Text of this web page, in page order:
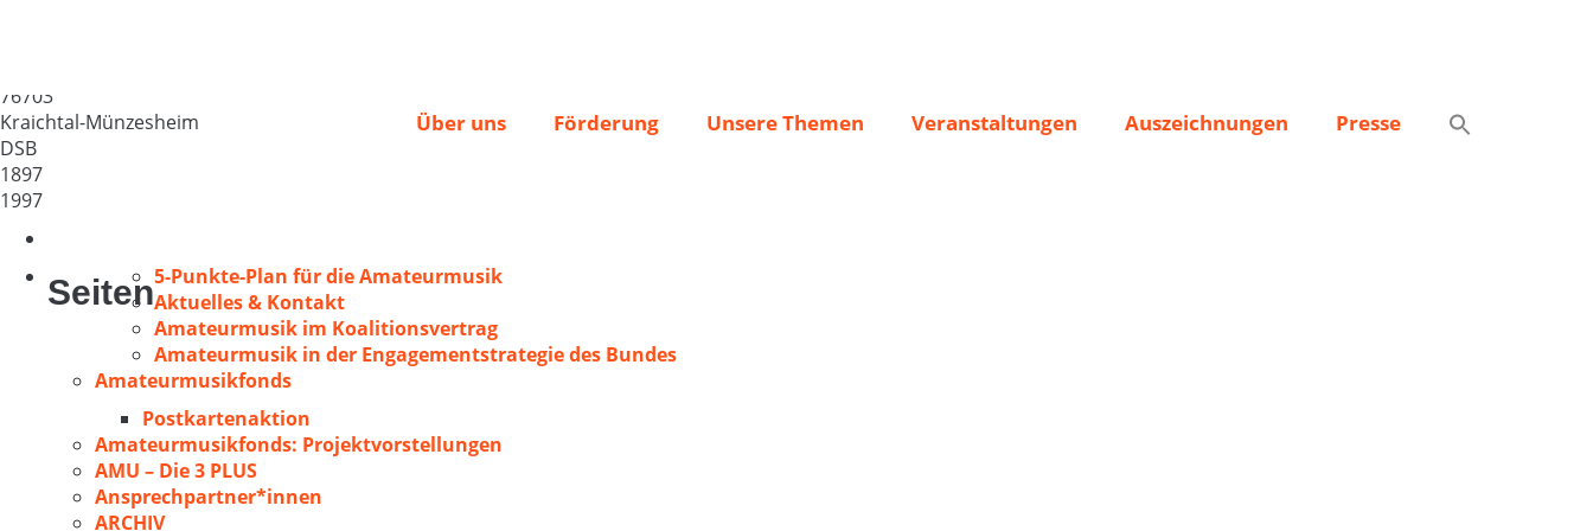
Über uns Förderung Unsere Themen Veranstaltungen Auszeichnungen Presse
76703
Kraichtal-Münzesheim
DSB
1897
1997
Seiten5-Punkte-Plan für die Amateurmusik
Aktuelles & Kontakt
Amateurmusik im Koalitionsvertrag
Amateurmusik in der Engagementstrategie des Bundes
Amateurmusikfonds
Postkartenaktion
Amateurmusikfonds: Projektvorstellungen
AMU – Die 3 PLUS
Ansprechpartner*innen
ARCHIV